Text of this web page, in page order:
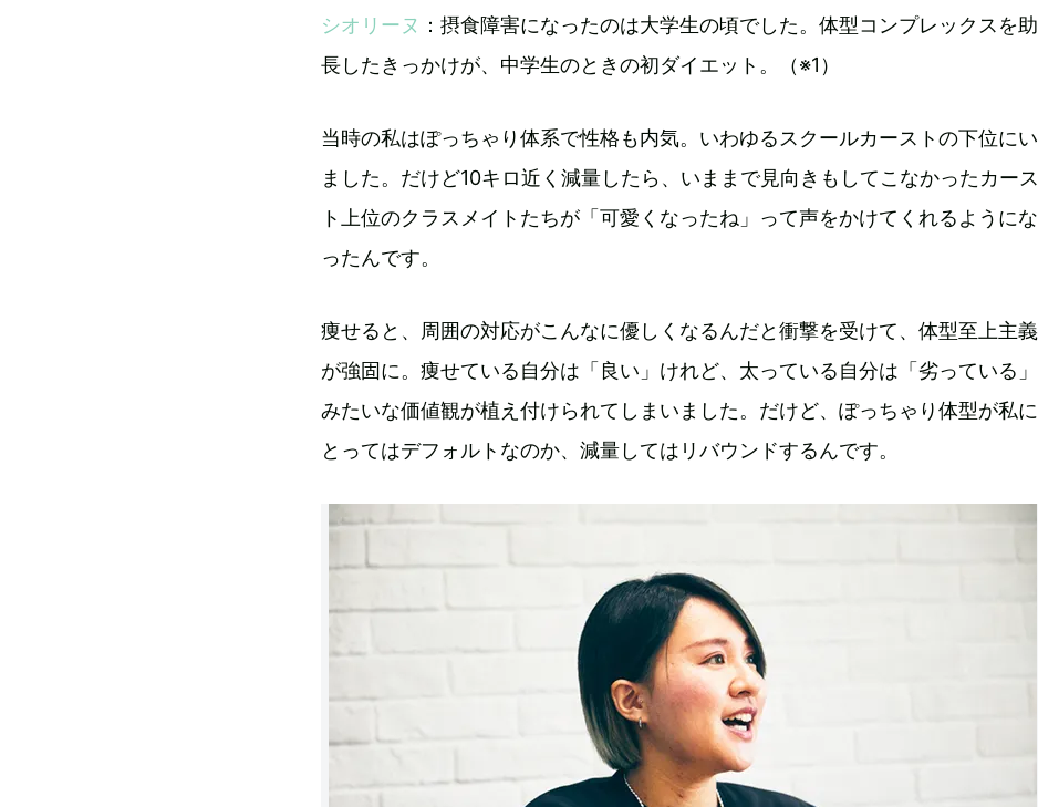
シオリーヌ ：摂食障害になったのは大学生の頃でした。体型コンプレックスを助
長したきっかけが、中学生のときの初ダイエット。（※1）
当時の私はぽっちゃり体系で性格も内気。いわゆるスクールカーストの下位にい
ました。だけど10キロ近く減量したら、いままで見向きもしてこなかったカース
ト上位のクラスメイトたちが「可愛くなったね」って声をかけてくれるようにな
ったんです。
痩せると、周囲の対応がこんなに優しくなるんだと衝撃を受けて、体型至上主義
が強固に。痩せている自分は「良い」けれど、太っている自分は「劣っている」
みたいな価値観が植え付けられてしまいました。だけど、ぽっちゃり体型が私に
とってはデフォルトなのか、減量してはリバウンドするんです。